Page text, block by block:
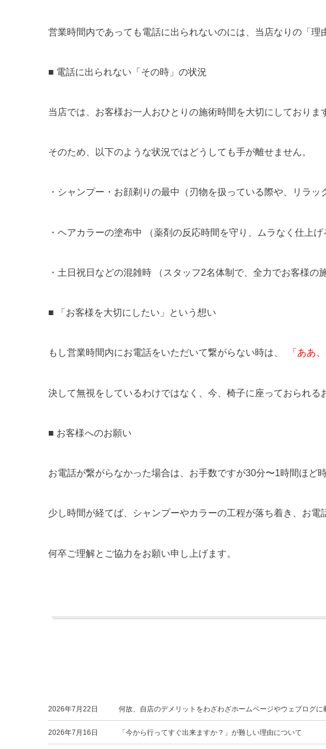
営業時間内であっても電話に出られないのには、当店なりの「理
■ 電話に出られない「その時」の状況
当店では、お客様お一人おひとりの施術時間を大切にしておりま
そのため、以下のような状況ではどうしても手が離せません。
・ シャンプー・お顔剃りの最中 （刃物を扱っている際や、リラ
・ ヘアカラーの塗布中 （薬剤の反応時間を守り、ムラなく仕上げ
・ 土日祝日などの混雑時 （スタッフ2名体制で、全力でお客様の
■ 「お客様を大切にしたい」という想い
もし営業時間内にお電話をいただいて繋がらない時は、 「ああ
決して無視をしているわけではなく、今、椅子に座っておられ
■ お客様へのお願い
お電話が繋がらなかった場合は、お手数ですが30分〜1時間ほど
少し時間が経てば、シャンプーやカラーの工程が落ち着き、お電
何卒ご理解とご協力をお願い申し上げます。
2026年7月22日 何故、自店のデメリットをわざわざホームページやウェブログに
2026年7月16日 「今から行ってすぐ出来ますか？」が難しい理由について